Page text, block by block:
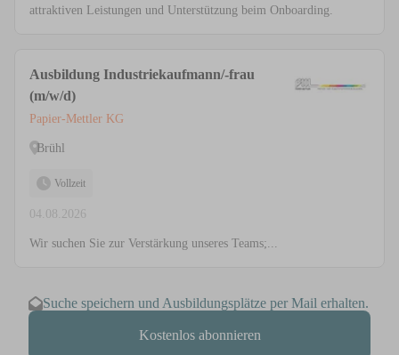
attraktiven Leistungen und Unterstützung beim Onboarding.
Ausbildung Industriekaufmann/-frau
(m/w/d)
Papier-Mettler KG
Brühl
Vollzeit
04.08.2026
Wir suchen Sie zur Verstärkung unseres Teams;...
Suche speichern und Ausbildungsplätze per Mail erhalten.
Kostenlos abonnieren